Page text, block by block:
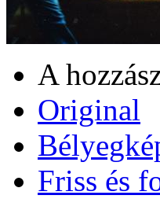
A
Original
Friss és